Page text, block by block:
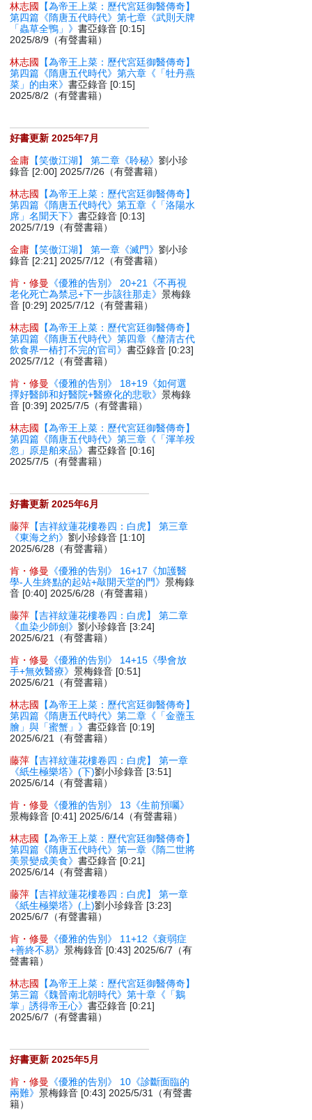
林志國
【為帝王上菜：歷代宮廷御醫傳奇】
第四篇《隋唐五代時代》第七章《武則天牌
「蟲草全鴨」》書亞錄音 [0:15]
2025/8/9（有聲書籍）
林志國
【為帝王上菜：歷代宮廷御醫傳奇】
第四篇《隋唐五代時代》第六章《「牡丹燕
菜」的由來》書亞錄音 [0:15]
2025/8/2（有聲書籍）
好書更新 2025年7月
金庸 【笑傲江湖】 第二章《聆秘》劉小珍
錄音 [2:00] 2025/7/26（有聲書籍）
林志國
【為帝王上菜：歷代宮廷御醫傳奇】
第四篇《隋唐五代時代》第五章《「洛陽水
席」名聞天下》書亞錄音 [0:13]
2025/7/19（有聲書籍）
金庸 【笑傲江湖】 第一章《滅門》劉小珍
錄音 [2:21] 2025/7/12（有聲書籍）
肯・修曼
《優雅的告別》 20+21《不再視
老化死亡為禁忌+下一步該往那走》景梅錄
音 [0:29] 2025/7/12（有聲書籍）
林志國
【為帝王上菜：歷代宮廷御醫傳奇】
第四篇《隋唐五代時代》第四章《釐清古代
飲食界一樁打不完的官司》書亞錄音 [0:23]
2025/7/12（有聲書籍）
肯・修曼
《優雅的告別》 18+19《如何選
擇好醫師和好醫院+醫療化的悲歌》景梅錄
音 [0:39] 2025/7/5（有聲書籍）
林志國
【為帝王上菜：歷代宮廷御醫傳奇】
第四篇《隋唐五代時代》第三章《「渾羊殁
忽」原是舶來品》書亞錄音 [0:16]
2025/7/5（有聲書籍）
好書更新 2025年6月
藤萍 【吉祥紋蓮花樓卷四：白虎】 第三章
《東海之約》劉小珍錄音 [1:10]
2025/6/28（有聲書籍）
肯・修曼
《優雅的告別》 16+17《加護醫
學-人生終點的起站+敲開天堂的門》景梅錄
音 [0:40] 2025/6/28（有聲書籍）
藤萍 【吉祥紋蓮花樓卷四：白虎】 第二章
《血染少師劍》劉小珍錄音 [3:24]
2025/6/21（有聲書籍）
肯・修曼
《優雅的告別》 14+15《學會放
手+無效醫療》景梅錄音 [0:51]
2025/6/21（有聲書籍）
林志國
【為帝王上菜：歷代宮廷御醫傳奇】
第四篇《隋唐五代時代》第二章《「金虀玉
膾」與「蜜蟹」》書亞錄音 [0:19]
2025/6/21（有聲書籍）
藤萍 【吉祥紋蓮花樓卷四：白虎】 第一章
《紙生極樂塔》(下)劉小珍錄音 [3:51]
2025/6/14（有聲書籍）
肯・修曼
《優雅的告別》 13《生前預囑》
景梅錄音 [0:41] 2025/6/14（有聲書籍）
林志國
【為帝王上菜：歷代宮廷御醫傳奇】
第四篇《隋唐五代時代》第一章《隋二世將
美景變成美食》書亞錄音 [0:21]
2025/6/14（有聲書籍）
藤萍 【吉祥紋蓮花樓卷四：白虎】 第一章
《紙生極樂塔》(上)劉小珍錄音 [3:23]
2025/6/7（有聲書籍）
肯・修曼
《優雅的告別》 11+12《衰弱症
+善終不易》景梅錄音 [0:43] 2025/6/7（有
聲書籍）
林志國
【為帝王上菜：歷代宮廷御醫傳奇】
第三篇《魏晉南北朝時代》第十章《「鵝
掌」誘得帝王心》書亞錄音 [0:21]
2025/6/7（有聲書籍）
好書更新 2025年5月
肯・修曼
《優雅的告別》 10《診斷面臨的
兩難》景梅錄音 [0:43] 2025/5/31（有聲書
籍）